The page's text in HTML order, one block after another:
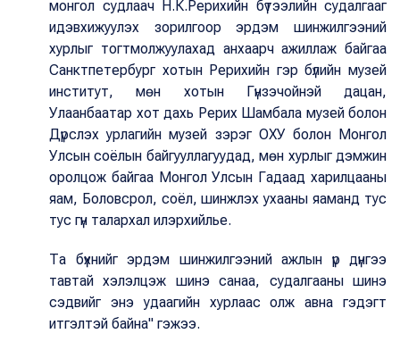
монгол судлаач Н.К.Рерихийн бүтээлийн судалгааг
идэвхижуулэх зорилгоор эрдэм шинжилгээний
хурлыг тогтмолжуулахад анхаарч ажиллаж байгаа
Санктпетербург хотын Рерихийн гэр бүлийн музей
институт, мөн хотын Гүнзэчойнэй дацан,
Улаанбаатар хот дахь Рерих Шамбала музей болон
Дүрслэх урлагийн музей зэрэг ОХУ болон Монгол
Улсын соёлын байгууллагуудад, мөн хурлыг дэмжин
оролцож байгаа Монгол Улсын Гадаад харилцааны
яам, Боловсрол, соёл, шинжлэх ухааны яаманд тус
тус гүн талархал илэрхийлье.
Та бүхнийг эрдэм шинжилгээний ажлын үр дүнгээ
тавтай хэлэлцэж шинэ санаа, судалгааны шинэ
сэдвийг энэ удаагийн хурлаас олж авна гэдэгт
итгэлтэй байна" гэжээ.